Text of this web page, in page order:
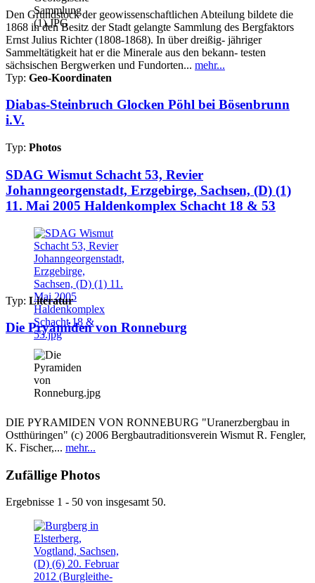
Den Grundstock der geowissenschaftlichen Abteilung bildete die
1868 in den Besitz der Stadt gelangte Sammlung des Bergfaktors
Ernst Julius Richter (1808-1868). In über dreißig- jähriger
Sammeltätigkeit hat er die Minerale aus den bekann- testen
sächsischen Bergwerken und Fundorten... mehr...
Typ: Geo-Koordinaten
Diabas-Steinbruch Glocken Pöhl bei Bösenbrunn
i.V.
Typ: Photos
SDAG Wismut Schacht 53, Revier
Johanngeorgenstadt, Erzgebirge, Sachsen, (D) (1)
11. Mai 2005 Haldenkomplex Schacht 18 & 53
Typ: Literatur
Die Pryamiden von Ronneburg
DIE PYRAMIDEN VON RONNEBURG "Uranerzbergbau in
Ostthüringen" (c) 2006 Bergbautraditionsverein Wismut R. Fengler,
K. Fischer,... mehr...
Zufällige Photos
Ergebnisse 1 - 50 von insgesamt 50.